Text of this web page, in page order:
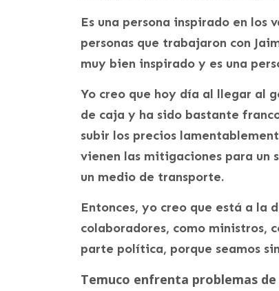
Es una persona inspirado en los
personas que trabajaron con
muy bien inspirado y es una
Yo creo que hoy día al llegar al
de caja y ha sido bastante
subir los precios
vienen las mitigaciones para un
un medio de transporte.
Entonces, yo creo que está a la
colaboradores, como ministros,
parte política, porque seamos
Temuco enfrenta problemas